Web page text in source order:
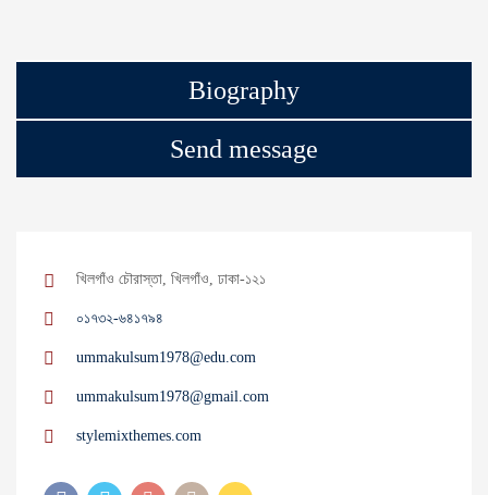
Biography
Send message
খিলগাঁও চৌরাস্তা, খিলগাঁও, ঢাকা-১২১
০১৭৩২-৬৪১৭৯৪
ummakulsum1978@edu.com
ummakulsum1978@gmail.com
stylemixthemes.com